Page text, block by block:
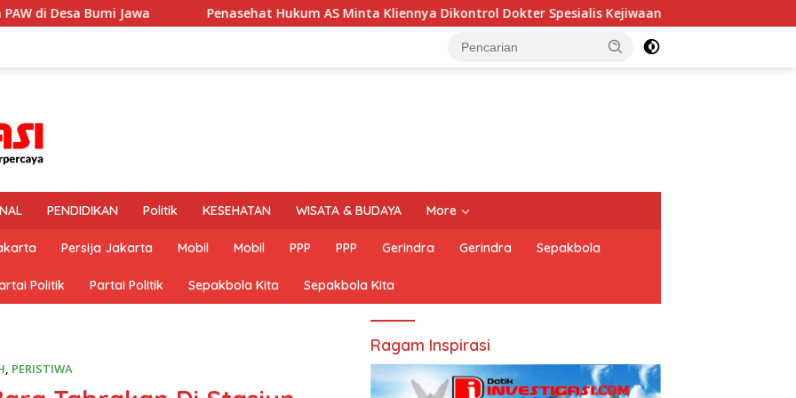
Penasehat Hukum AS Minta Kliennya Dikontrol Dokter Spesialis Kejiwaan PERNYATAAN SIKAP PEWARTA FOTO
PENDIDIKAN Politik KESEHATAN WISATA & BUDAYA More
Persija Jakarta Mobil Mobil PPP PPP Gerindra Gerindra Sepakbola
Politik Partai Politik Sepakbola Kita Sepakbola Kita
, PERISTIWA
Ragam Inspirasi